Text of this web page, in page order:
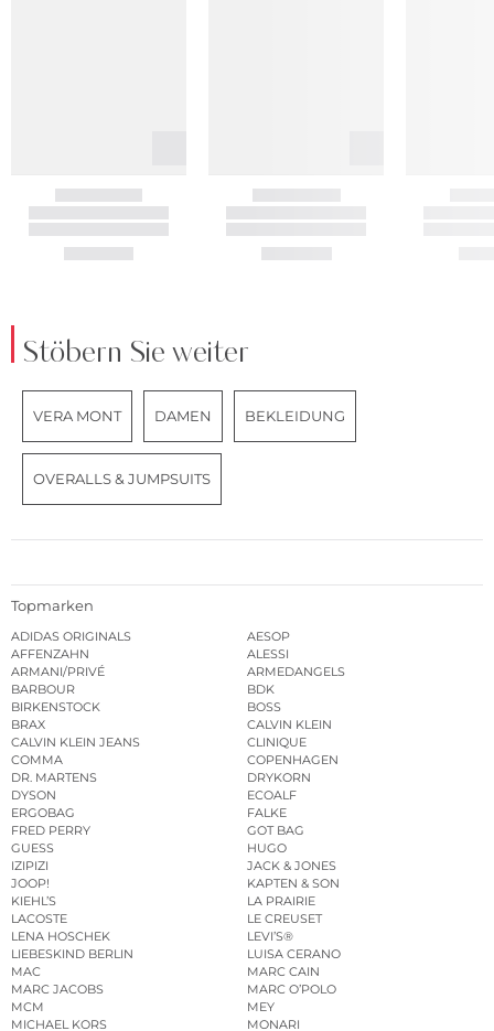
Stöbern Sie weiter
VERA MONT DAMEN BEKLEIDUNG
OVERALLS & JUMPSUITS
Topmarken
ADIDAS ORIGINALS
AESOP
AFFENZAHN
ALESSI
ARMANI/PRIVÉ
ARMEDANGELS
BARBOUR
BDK
BIRKENSTOCK
BOSS
BRAX
CALVIN KLEIN
CALVIN KLEIN JEANS
CLINIQUE
COMMA
COPENHAGEN
DR. MARTENS
DRYKORN
DYSON
ECOALF
ERGOBAG
FALKE
FRED PERRY
GOT BAG
GUESS
HUGO
IZIPIZI
JACK & JONES
JOOP!
KAPTEN & SON
KIEHL’S
LA PRAIRIE
LACOSTE
LE CREUSET
LENA HOSCHEK
LEVI’S®
LIEBESKIND BERLIN
LUISA CERANO
MAC
MARC CAIN
MARC JACOBS
MARC O’POLO
MCM
MEY
MICHAEL KORS
MONARI